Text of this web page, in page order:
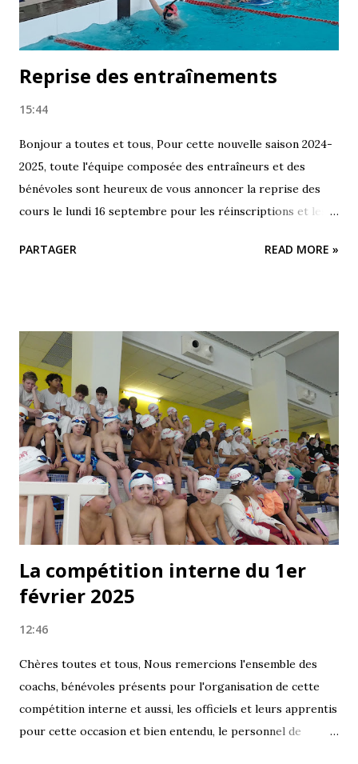
Reprise des entraînements
15:44
Bonjour a toutes et tous, Pour cette nouvelle saison 2024-
2025, toute l'équipe composée des entraîneurs et des
bénévoles sont heureux de vous annoncer la reprise des
cours le lundi 16 septembre pour les réinscriptions et les
Soyez tous au rendez vous ! 😉
PARTAGER READ MORE »
La compétition interne du 1er
février 2025
12:46
Chères toutes et tous, Nous remercions l'ensemble des
coachs, bénévoles présents pour l'organisation de cette
compétition interne et aussi, les officiels et leurs apprentis
pour cette occasion et bien entendu, le personnel de